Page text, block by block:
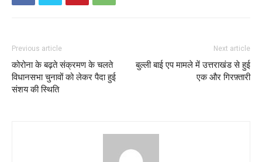
Previous article
कोरोना के बढ़ते संक्रमण के चलते
विधानसभा चुनावों को लेकर पैदा हुई
संशय की स्थिति
Next article
बुल्ली बाई एप मामले में उत्तराखंड से हुई
एक और गिरफ़्तारी